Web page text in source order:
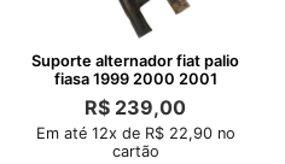
Suporte alternador fiat palio
fiasa 1999 2000 2001
R$ 239,00
Em até 12x de R$ 22,90 no
cartão